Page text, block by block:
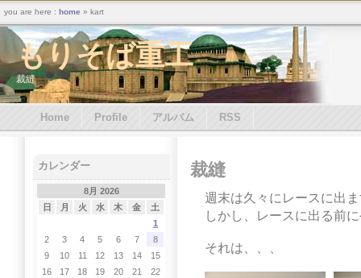
もりそば重工
裁縫
裁縫
週末は久々にレースに出
しかし、レースに出る前
それは、、、
カレンダー
8月 2026
日
月 火 水 木 金 土
1
2
3 4 5 6 7
8
9
10 11 12 13 14
15
16
17 18 19 20 21
22
Home Profile アルバム RSS
you are here : home » kart